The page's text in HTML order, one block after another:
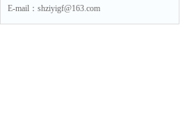
E-mail：shziyigf@163.com